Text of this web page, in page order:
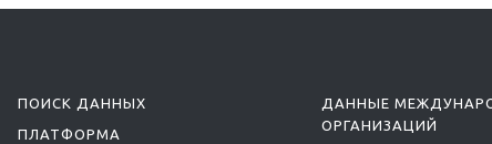
ПОИСК ДАННЫХ
ПЛАТФОРМА
ДАННЫЕ
ОРГАНИЗАЦИЙ